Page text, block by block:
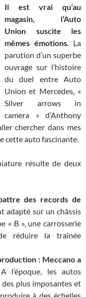
Il est vrai qu’au
magasin, l’Auto
Union suscite les
mêmes émotions.
La
parution d’un superbe
ouvrage sur l’histoire
du duel entre Auto
Union et Mercedes, «
Silver arrows in
camera » d’Anthony
chercher dans mes
cette auto fascinante.
résulte de deux
des records de
adapté sur un châssis
« B », une carrosserie
réduire la traînée
: Meccano a
A l’époque, les autos
plus imposantes et
à des échelles